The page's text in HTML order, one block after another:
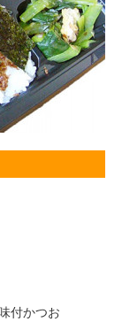
付かつお